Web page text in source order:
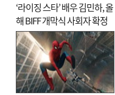
‘라이징 스타’ 배우 김민하, 올
해 BIFF 개막식 사회자 확정